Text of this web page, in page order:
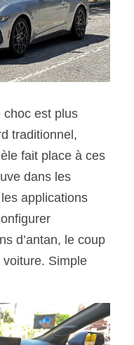
choc est plus
traditionnel,
fait place à ces
dans les
applications
d’antan, le coup
Simple